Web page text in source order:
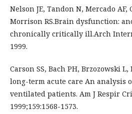
Nelson JE, Tandon N, Mercado AF,
Morrison RS.Brain dysfunction:
chronically critically ill.Arch Intern
1999.
Carson SS, Bach PH, Brzozowski
long-term acute care An analysis
ventilated patients. Am J Respir
1999;159:1568-1573.